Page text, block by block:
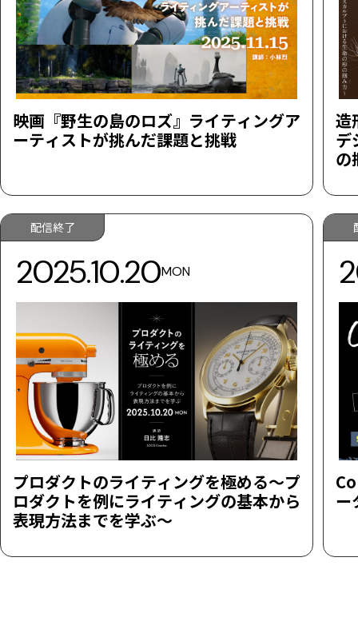
映画『野生の島のロズ』ライティングア
ーティストが挑んだ課題と挑戦
造
デ
の
配信終了
2025.10.20MON
プロダクトのライティングを極める～プ
ロダクトを例にライティングの基本から
表現方法までを学ぶ～
ー